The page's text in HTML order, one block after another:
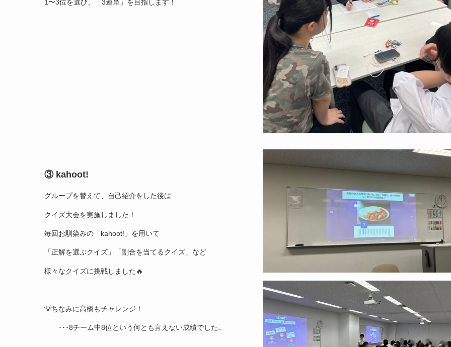
1〜3位を選び、「3連単」を目指します！
③ kahoot!
グループを替えて、自己紹介をした後は
クイズ大会を実施しました！
毎回お馴染みの「kahoot!」を用いて
「正解を選ぶクイズ」「割合を当てるクイズ」など
様々なクイズに挑戦しました🔥
💡ちなみに高橋もチャレンジ！
･･･8チーム中8位という何とも言えない成績でした..